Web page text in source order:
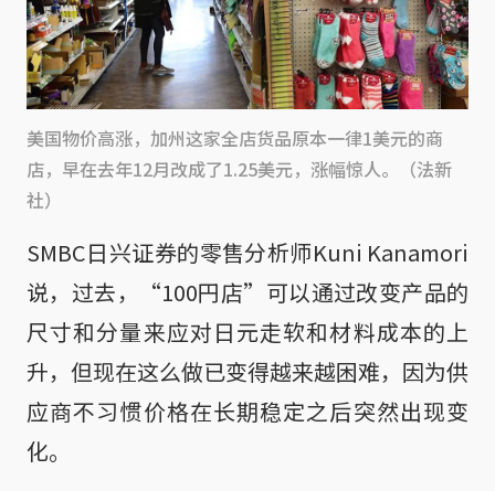
美国物价高涨，加州这家全店货品原本一律1美元的商
店，早在去年12月改成了1.25美元，涨幅惊人。（法新
社）
SMBC日兴证券的零售分析师Kuni Kanamori
说，过去，“100円店”可以通过改变产品的
尺寸和分量来应对日元走软和材料成本的上
升，但现在这么做已变得越来越困难，因为供
应商不习惯价格在长期稳定之后突然出现变
化。